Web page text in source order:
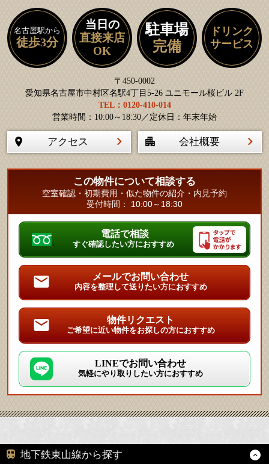
名古屋駅から
徒歩3分
当日の
直接来店
OK
駐車場
完備
ドリンク
サービス
〒450-0002
愛知県名古屋市中村区名駅4丁目5-26 ユニモール桜ビル 2F
TEL：0120-410-014
営業時間：10:00～18:30／定休日：年末年始
アクセス 会社概要
この物件について相談する
空室確認・初期費用・似た物件の紹介・内見予約
受付時間： 10:00～18:30
電話で相談
すぐ確認したい方におすすめ
メールでお問い合わせ
内容を整理して送りたい方におすすめ
物件リクエスト
ご希望に近い物件をお探しの方におすすめ
LINEでお問い合わせ
気軽にやり取りしたい方におすすめ
地下鉄東山線から探す